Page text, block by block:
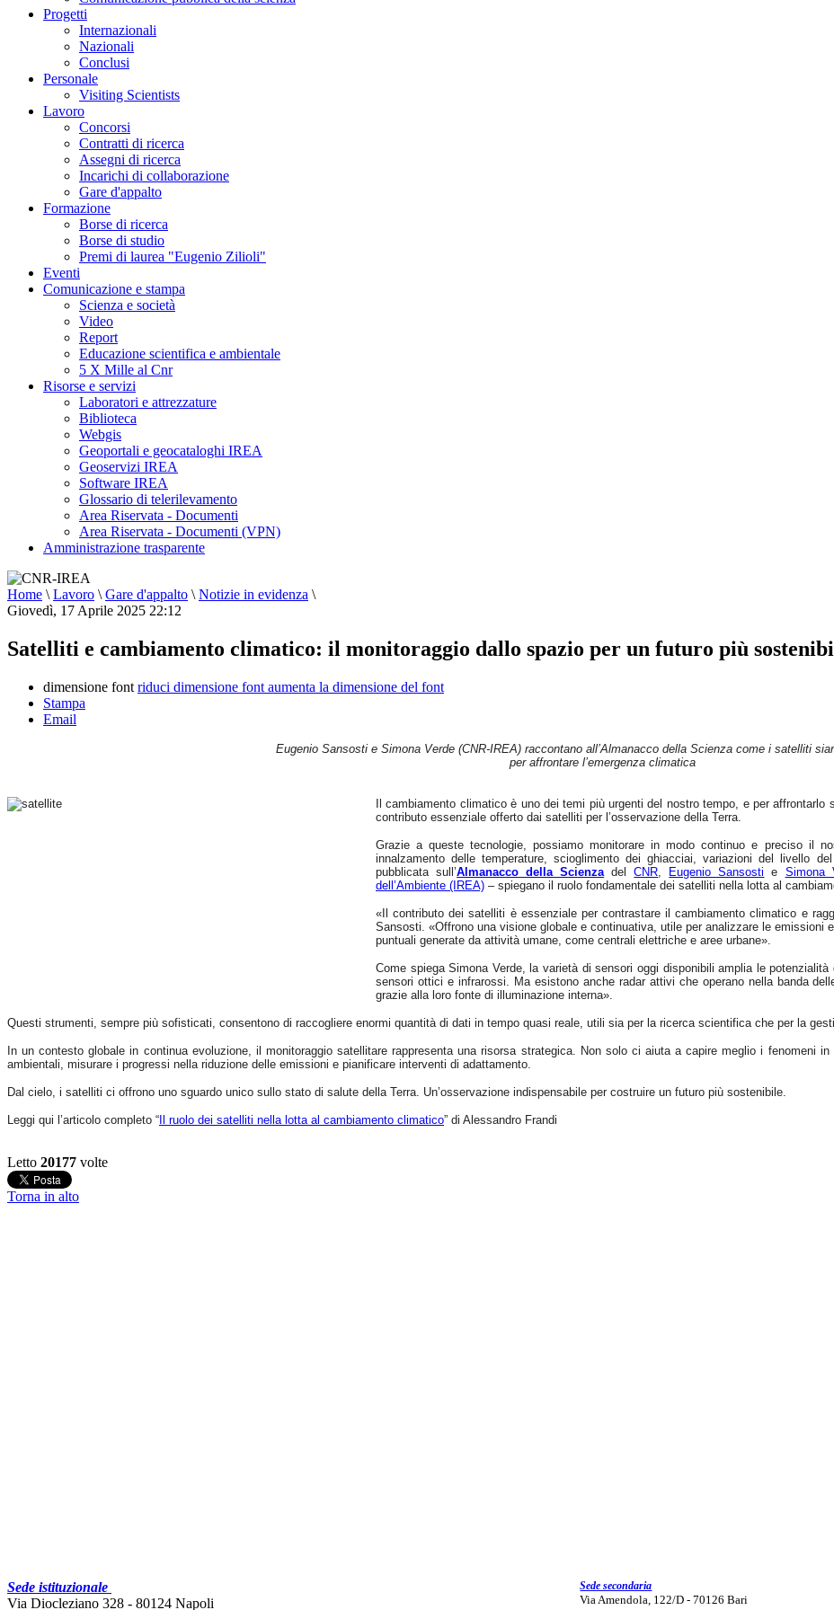
Progetti
Internazionali
Nazionali
Conclusi
Personale
Visiting Scientists
Lavoro
Concorsi
Contratti di ricerca
Assegni di ricerca
Incarichi di collaborazione
Gare d'appalto
Formazione
Borse di ricerca
Borse di studio
Premi di laurea "Eugenio Zilioli"
Eventi
Comunicazione e stampa
Scienza e società
Video
Report
Educazione scientifica e ambientale
5 X Mille al Cnr
Risorse e servizi
Laboratori e attrezzature
Biblioteca
Webgis
Geoportali e geocataloghi IREA
Geoservizi IREA
Software IREA
Glossario di telerilevamento
Area Riservata - Documenti
Area Riservata - Documenti (VPN)
Amministrazione trasparente
Home \ Lavoro \ Gare d'appalto \ Notizie in evidenza \
Giovedì, 17 Aprile 2025 22:12
Satelliti e cambiamento climatico: il monitoraggio dallo spazio per un futuro più
dimensione font riduci dimensione font aumenta la dimensione del font
Stampa
Email
Eugenio Sansosti e Simona Verde (CNR-IREA) raccontano all’Almanacco della Scienza come i satelliti
per affrontare l’emergenza climatica
Il cambiamento climatico è uno dei temi più urgenti del nostro tempo, e per
contributo essenziale offerto dai satelliti per l’osservazione della Terra.
Grazie a queste tecnologie, possiamo monitorare in modo continuo e preciso il
innalzamento delle temperature, scioglimento dei ghiacciai, variazioni del livello
pubblicata sull’Almanacco della Scienza delCNR Eugenio Sansosti e Simona
dell’Ambiente (IREA) – spiegano il ruolo fondamentale dei satelliti nella lotta al
«Il contributo dei satelliti è essenziale per contrastare il cambiamento climatico e
Sansosti. «Offrono una visione globale e continuativa, utile per analizzare le
puntuali generate da attività umane, come centrali elettriche e aree urbane».
Come spiega Simona Verde, la varietà di sensori oggi disponibili amplia le
sensori ottici e infrarossi. Ma esistono anche radar attivi che operano nella banda
grazie alla loro fonte di illuminazione interna».
Questi strumenti, sempre più sofisticati, consentono di raccogliere enormi quantità di dati in tempo quasi reale, utili sia per la ricerca scientifica che per la
In un contesto globale in continua evoluzione, il monitoraggio satellitare rappresenta una risorsa strategica. Non solo ci aiuta a capire meglio i fenomeni
ambientali, misurare i progressi nella riduzione delle emissioni e pianificare interventi di adattamento.
Dal cielo, i satelliti ci offrono uno sguardo unico sullo stato di salute della Terra. Un’osservazione indispensabile per costruire un futuro più sostenibile.
Leggi qui l’articolo completo “ Il ruolo dei satelliti nella lotta al cambiamento climatico” di Alessandro Frandi
Letto 20177 volte
Torna in alto
Sede istituzionale
Via Diocleziano 328 - 80124 Napoli
Sede secondaria
Via Amendola, 122/D - 70126 Bari